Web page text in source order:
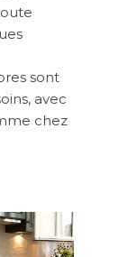
sont
avec
chez